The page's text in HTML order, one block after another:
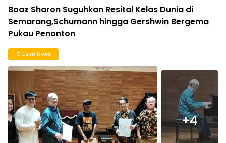
Boaz Sharon Suguhkan Resital Kelas Dunia di
Semarang,Schumann hingga Gershwin Bergema
Pukau Penonton
Citizen News
+4